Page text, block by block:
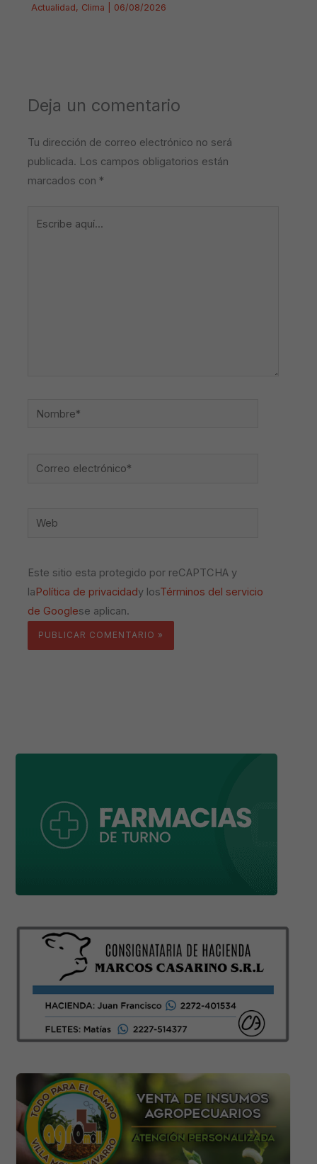
Actualidad, Clima 06/08/2026
Deja un comentario
Tu dirección de correo electrónico no será
publicada. Los campos obligatorios están
marcados con *
Nombre*
Correo
Web
Este sitio esta protegido por reCAPTCHA y
laPolítica de privacidady losTérminos del servicio
de Googlese aplican.